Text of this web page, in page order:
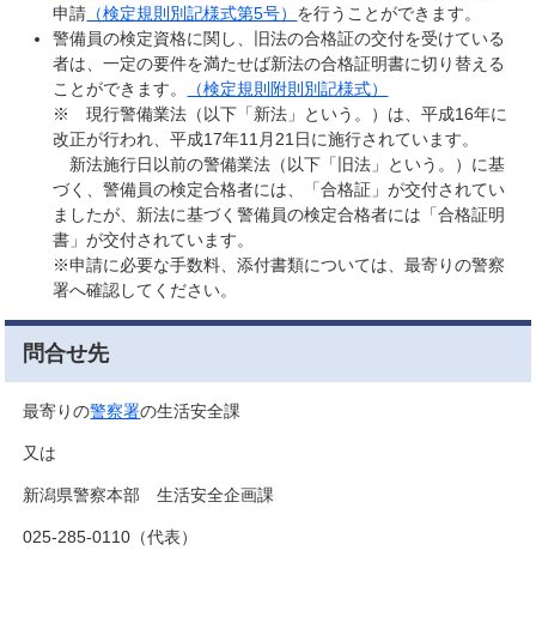
申請 （検定規則別記様式第5号） を行うことができます。
警備員の検定資格に関し、旧法の合格証の交付を受けている
者は、一定の要件を満たせば新法の合格証明書に切り替える
ことができます。
（検定規則附則別記様式）
※ 現行警備業法（以下「新法」という。）は、平成16年に
改正が行われ、平成17年11月21日に施行されています。
新法施行日以前の警備業法（以下「旧法」という。）に基
づく、警備員の検定合格者には、「合格証」が交付されてい
ましたが、新法に基づく警備員の検定合格者には「合格証明
書」が交付されています。
※申請に必要な手数料、添付書類については、最寄りの警察
署へ確認してください。
問合せ先
最寄りの警察署の生活安全課
又は
新潟県警察本部 生活安全企画課
025-285-0110（代表）